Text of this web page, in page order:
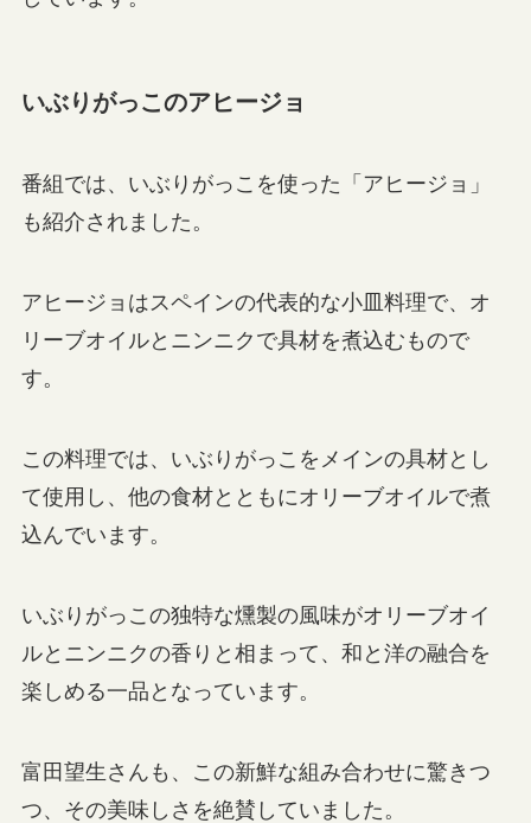
いぶりがっこのアヒージョ
番組では、いぶりがっこを使った「アヒージョ」
も紹介されました。
アヒージョはスペインの代表的な小皿料理で、オ
リーブオイルとニンニクで具材を煮込むもので
す。
この料理では、いぶりがっこをメインの具材とし
て使用し、他の食材とともにオリーブオイルで煮
込んでいます。
いぶりがっこの独特な燻製の風味がオリーブオイ
ルとニンニクの香りと相まって、和と洋の融合を
楽しめる一品となっています。
富田望生さんも、この新鮮な組み合わせに驚きつ
つ、その美味しさを絶賛していました。